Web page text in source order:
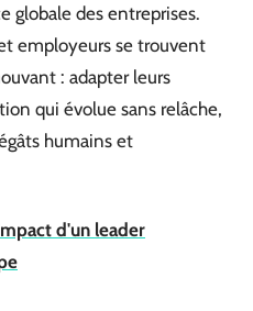
globale des entreprises.
employeurs se trouvent
: adapter leurs
qui évolue sans relâche,
humains et
d'un leader